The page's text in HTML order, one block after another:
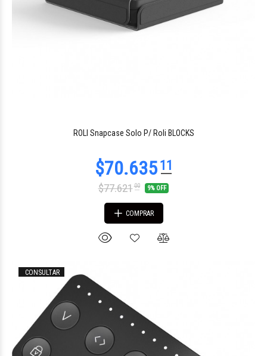
ROLI Snapcase Solo P/ Roli BLOCKS
$77.62100 9% OFF
COMPRAR
CONSULTAR